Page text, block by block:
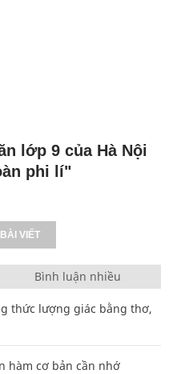
lớp 9 của Hà Nội
phi lí"
VIẾT
Bình luận nhiều
thức lượng giác bằng thơ,
hàm cơ bản cần nhớ